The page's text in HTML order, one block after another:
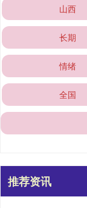
山西
长期
情绪
全国
推荐资讯